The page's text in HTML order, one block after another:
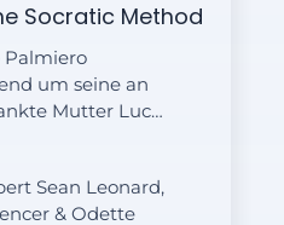
Socratic Method
Palmiero
um seine an
Mutter Lucy
ihr den Alltag
bricht Lucy
ins
Sean Leonard,
& Odette